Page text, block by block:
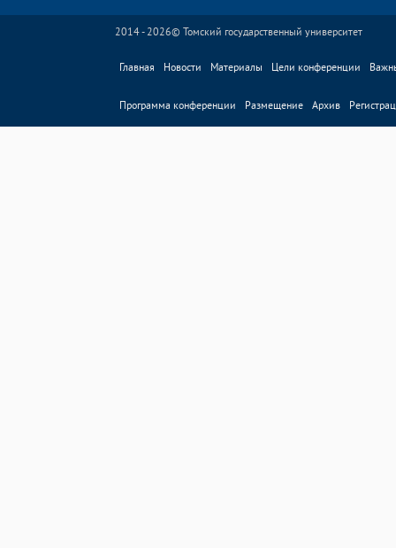
2014 - 2026© Томский государственный университет
Главная Новости Материалы Цели конференции
Программа конференции Размещение Архив